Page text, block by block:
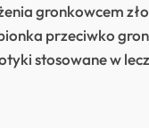
gronkowcem
przeciwko
stosowane w